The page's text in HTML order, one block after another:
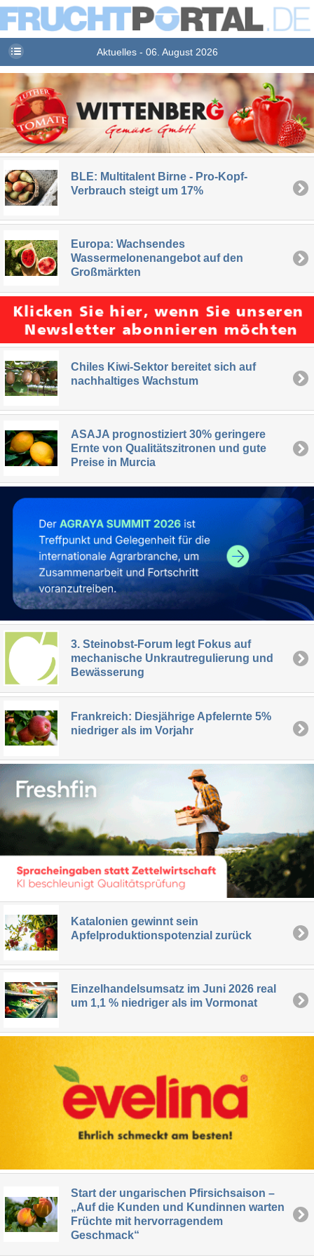
Aktuelles - 06. August 2026
BLE: Multitalent Birne - Pro-Kopf-
Verbrauch steigt um 17%
Europa: Wachsendes
Wassermelonenangebot auf den
Großmärkten
Chiles Kiwi-Sektor bereitet sich auf
nachhaltiges Wachstum
ASAJA prognostiziert 30% geringere
Ernte von Qualitätszitronen und gute
Preise in Murcia
3. Steinobst-Forum legt Fokus auf
mechanische Unkrautregulierung und
Bewässerung
Frankreich: Diesjährige Apfelernte 5%
niedriger als im Vorjahr
Katalonien gewinnt sein
Apfelproduktionspotenzial zurück
Einzelhandelsumsatz im Juni 2026 real
um 1,1 % niedriger als im Vormonat
Start der ungarischen Pfirsichsaison –
„Auf die Kunden und Kundinnen warten
Früchte mit hervorragendem
Geschmack“